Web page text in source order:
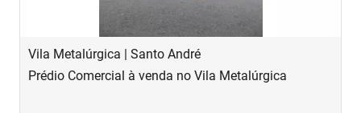
Vila Metalúrgica | Santo André
Prédio Comercial à venda no Vila Metalúrgica